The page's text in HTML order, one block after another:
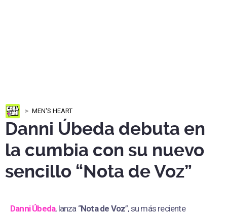
MEN'S HEART
Danni Úbeda debuta en
la cumbia con su nuevo
sencillo “Nota de Voz”
Danni Úbeda, lanza “Nota de Voz”, su más reciente